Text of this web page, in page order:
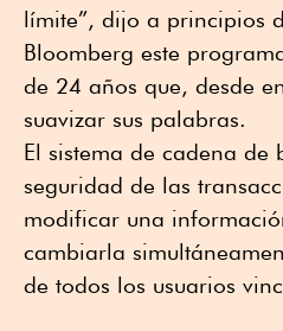
límite”, dijo a principios
Bloomberg este
de 24 años que, desde
suavizar sus palabras.
El sistema de cadena de
seguridad de las
modificar una
cambiarla
de todos los usuarios